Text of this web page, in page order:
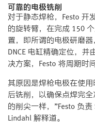
可靠的电极铣削
对于静态焊枪，Festo 开
的旋转臂，在完成 150
置，即所谓的电极研磨
DNCE 电缸精确定位，
决方案，Festo 将周期时
其原因是焊枪电极在使
后铣削，以确保点焊完
的削尖一样，”Festo 负
Lindahl 解释道。